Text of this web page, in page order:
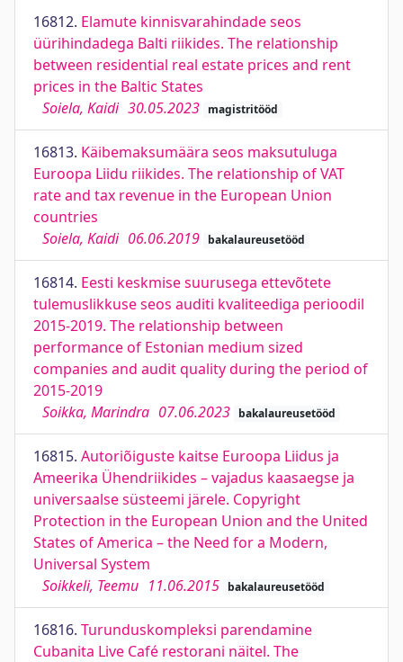
16812. Elamute kinnisvarahindade seos
üürihindadega Balti riikides. The relationship
between residential real estate prices and rent
prices in the Baltic States
Soiela, Kaidi 30.05.2023 magistritööd
16813. Käibemaksumäära seos maksutuluga
Euroopa Liidu riikides. The relationship of VAT
rate and tax revenue in the European Union
countries
Soiela, Kaidi 06.06.2019 bakalaureusetööd
16814. Eesti keskmise suurusega ettevõtete
tulemuslikkuse seos auditi kvaliteediga perioodil
2015-2019. The relationship between
performance of Estonian medium sized
companies and audit quality during the period of
2015-2019
Soikka, Marindra 07.06.2023 bakalaureusetööd
16815. Autoriõiguste kaitse Euroopa Liidus ja
Ameerika Ühendriikides – vajadus kaasaegse ja
universaalse süsteemi järele. Copyright
Protection in the European Union and the United
States of America – the Need for a Modern,
Universal System
Soikkeli, Teemu 11.06.2015 bakalaureusetööd
16816. Turunduskompleksi parendamine
Cubanita Live Café restorani näitel. The